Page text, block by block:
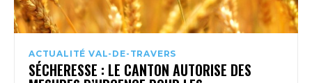
ACTUALITÉ VAL-DE-TRAVERS
SÉCHERESSE : LE CANTON AUTORISE DES